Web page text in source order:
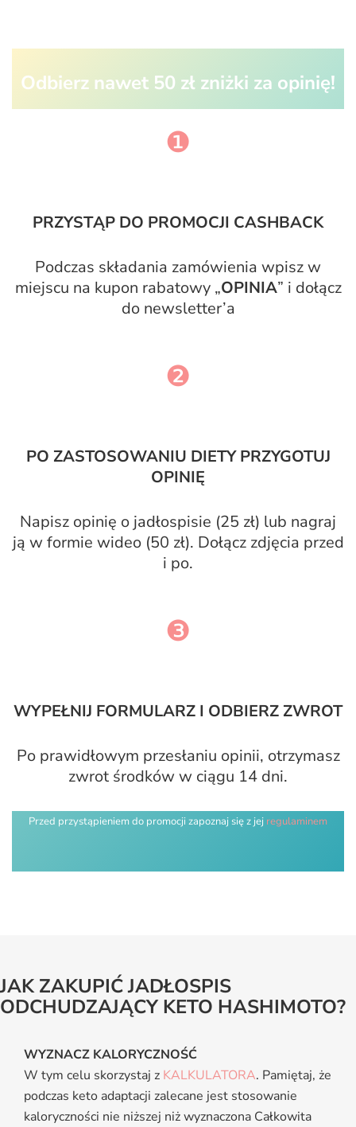
Odbierz nawet 50 zł zniżki za opinię!
❶
PRZYSTĄP DO PROMOCJI CASHBACK
Podczas składania zamówienia wpisz w
miejscu na kupon rabatowy „OPINIA” i dołącz
do newsletter’a
❷
PO ZASTOSOWANIU DIETY PRZYGOTUJ
OPINIĘ
Napisz opinię o jadłospisie (25 zł) lub nagraj
ją w formie wideo (50 zł). Dołącz zdjęcia przed
i po.
❸
WYPEŁNIJ FORMULARZ I ODBIERZ ZWROT
Po prawidłowym przesłaniu opinii, otrzymasz
zwrot środków w ciągu 14 dni.
Przed przystąpieniem do promocji zapoznaj się z jej regulaminem
JAK ZAKUPIĆ JADŁOSPIS
ODCHUDZAJĄCY KETO HASHIMOTO?
WYZNACZ KALORYCZNOŚĆ
W tym celu skorzystaj z KALKULATORA. Pamiętaj, że
podczas keto adaptacji zalecane jest stosowanie
kaloryczności nie niższej niż wyznaczona Całkowita